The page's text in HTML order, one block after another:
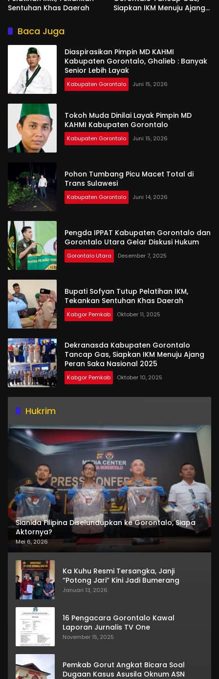
Sentuhan Khas Daerah
Siapkan IKM Menuju Ajang
Baca Juga
Diaspirasikan Pimpin MD KAHMI
Kabupaten Gorontalo, Ghalieb : Banyak
Senior Lebih Layak
Kabupaten Gorontalo Juni 15, 2026
Tokoh Muda Dinilai Layak Pimpin MD
KAHMI Kabupaten Gorontalo
Kabupaten Gorontalo Juni 15, 2026
Pohon Tumbang Picu Macet Total di
Trans Sulawesi
Kabupaten Gorontalo Juni 14, 2026
Pengda IPPAT Kabupaten Gorontalo dan
Gorontalo Utara Gelar Diskusi Hukum
Gorontalo Utara Desember 7, 2025
Bupati Sofyan Tutup Pelatihan IKM,
Tekankan Sentuhan Khas Daerah
Kabgor Pemkab Oktober 11, 2025
Dekranasda Kabupaten Gorontalo
Tancap Gas, Siapkan IKM Menuju Ajang
Peran Saka Nasional 2025
Kabgor Pemkab Oktober 10, 2025
Hukrim
Sianida Filipina Diselundupkan ke Gorontalo, Siapa
Aktornya?
Mei 6, 2026
Ka Kuhu Resmi Tersangka, Janji
“Potong Jari” Kini Jadi Bumerang
Januari 13, 2026
16 Pengacara Gorontalo Kawal
Laporan Jurnalis TV One
November 15, 2025
Pemkab Gorut Angkat Bicara Soal
Dugaan Kasus Asusila Oknum ASN